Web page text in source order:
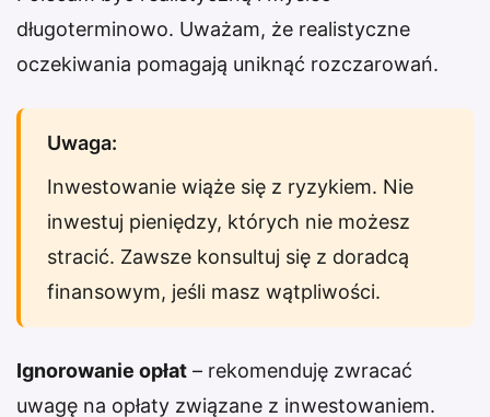
długoterminowo. Uważam, że realistyczne
oczekiwania pomagają uniknąć rozczarowań.
Uwaga:
Inwestowanie wiąże się z ryzykiem. Nie
inwestuj pieniędzy, których nie możesz
stracić. Zawsze konsultuj się z doradcą
finansowym, jeśli masz wątpliwości.
Ignorowanie opłat – rekomenduję zwracać
uwagę na opłaty związane z inwestowaniem.